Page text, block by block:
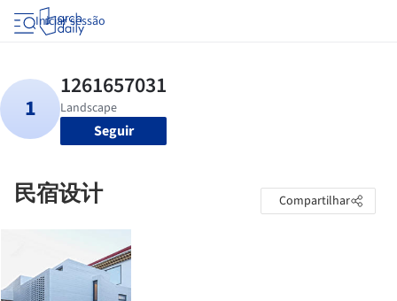
Iniciar sessão
Seguir
民宿设计 Compartilhar